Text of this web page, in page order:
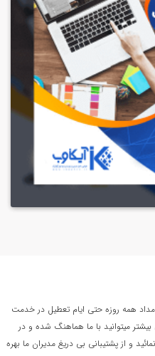
کاری ما از 10.30 صبح آغاز شده و تا 2 بامداد همه روزه حتی ایام تعطیل در خدمت
میتوانید با ما هماهنگ شده و در
و از پشتیبانی بی دریغ مدیران ما بهره